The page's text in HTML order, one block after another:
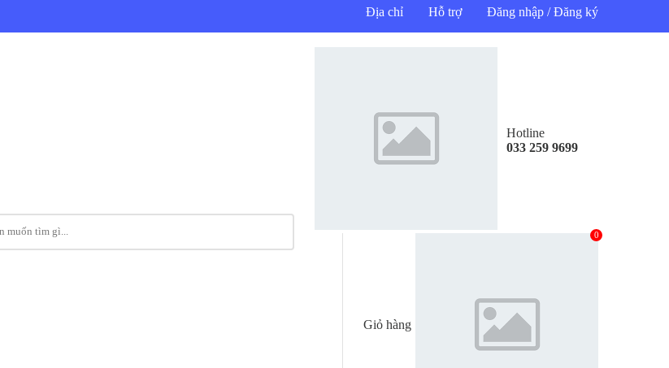
Địa chỉ Hỗ trợ Đăng nhập / Đăng ký
Hotline
033 259 9699
Giỏ hàng
0